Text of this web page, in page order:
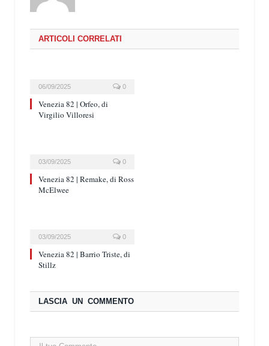
ARTICOLI CORRELATI
06/09/2025 0
Venezia 82 | Orfeo, di
Virgilio Villoresi
03/09/2025 0
Venezia 82 | Remake, di Ross
McElwee
03/09/2025 0
Venezia 82 | Barrio Triste, di
Stillz
LASCIA UN COMMENTO